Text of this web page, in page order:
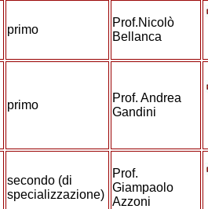
primo
Prof.Nicolò
Bellanca
primo
Prof. Andrea
Gandini
secondo (di
specializzazione)
Prof.
Giampaolo
Azzoni